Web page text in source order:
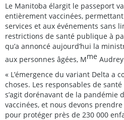
Le Manitoba élargit le passeport
entièrement vaccinées,
services et aux événements sans
restrictions de santé publique à
qu’a annoncé aujourd’hui la
aux personnes âgées, Mme
« L’émergence du variant Delta a
choses. Les responsables de
s’agit dorénavant de la pandémie
vaccinées, et nous devons
pour protéger près de 230 000